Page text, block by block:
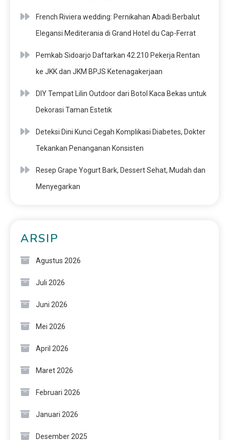
French Riviera wedding: Pernikahan Abadi Berbalut
Elegansi Mediterania di Grand Hotel du Cap-Ferrat
Pemkab Sidoarjo Daftarkan 42.210 Pekerja Rentan
ke JKK dan JKM BPJS Ketenagakerjaan
DIY Tempat Lilin Outdoor dari Botol Kaca Bekas untuk
Dekorasi Taman Estetik
Deteksi Dini Kunci Cegah Komplikasi Diabetes, Dokter
Tekankan Penanganan Konsisten
Resep Grape Yogurt Bark, Dessert Sehat, Mudah dan
Menyegarkan
ARSIP
Agustus 2026
Juli 2026
Juni 2026
Mei 2026
April 2026
Maret 2026
Februari 2026
Januari 2026
Desember 2025